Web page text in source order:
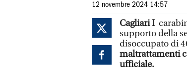
12 novembre 2024 14:57
Cagliari I
supporto della
disoccupato di
maltrattamenti
ufficiale.